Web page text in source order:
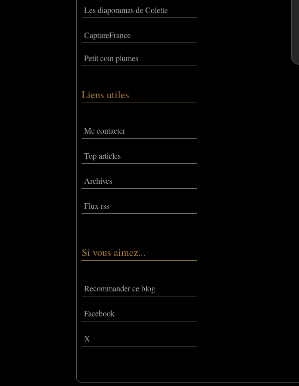
Les diaporamas de Colette
CaptureFrance
Petit coin plumes
Liens utiles
Me contacter
Top articles
Archives
Flux rss
Si vous aimez...
Recommander ce blog
Facebook
X